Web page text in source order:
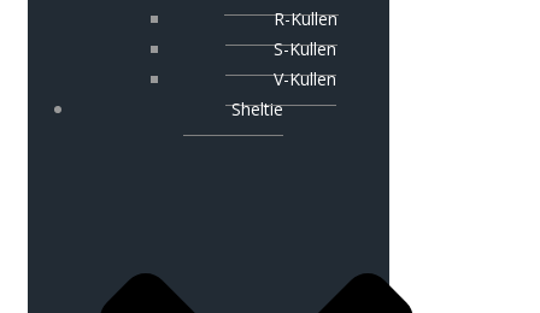
R-Kullen
S-Kullen
V-Kullen
Sheltie